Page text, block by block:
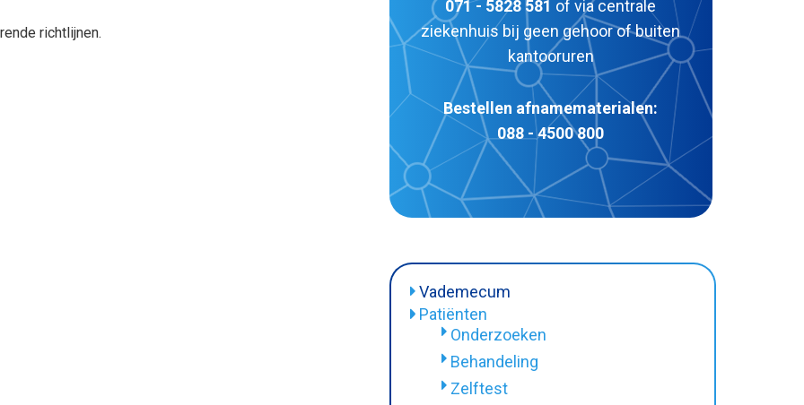
richtlijnen.
071 - 5828 581 of via centrale
ziekenhuis bij geen gehoor of buiten
kantooruren
Bestellen afnamematerialen:
088 - 4500 800
Vademecum
Patiënten
Onderzoeken
Behandeling
Zelftest